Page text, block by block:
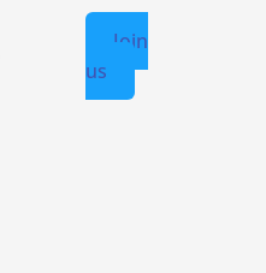
Join
us